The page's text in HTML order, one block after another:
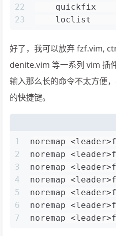
22
23
quickfix
loclist
好了，我可以放弃 fzf.vim,
denite.vim 等一系列 vim 插
输入那么长的命令不太方便
的快捷键。
1
2
3
4
5
6
7
noremap
noremap
noremap
noremap
noremap
noremap
noremap